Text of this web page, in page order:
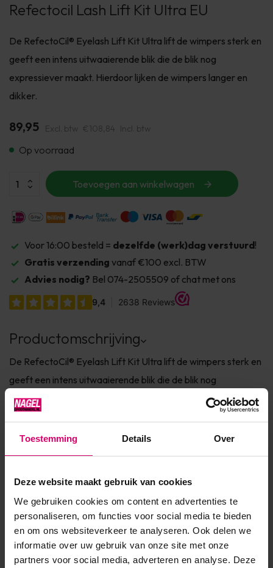
Toestemming Details Over
Deze website maakt gebruik van cookies
We gebruiken cookies om content en advertenties te
personaliseren, om functies voor social media te bieden
en om ons websiteverkeer te analyseren. Ook delen we
informatie over uw gebruik van onze site met onze
partners voor social media, adverteren en analyse. Deze
Refectocil Lash Lift Kit Ultra EU
De RefectoCil® Eyelash Lift Kit Ultra lift de wimpers sterk en
geeft een intens uitwaaierende blik die de blik nog
expressiever maakt. Hierdoor lijken de wimpers langer en
dikker.
89,95 Excl. btw €108,84 Incl. btw
Op voorraad
Toevoegen aan winkelwagen
Voor 16:00 besteld = dezelfde (werk)dag verstuurd!
Gratis verzending vanaf €100 excl. BTW
Advies nodig? Bel 074-2505509 of chat met ons
Productomschrijving
De RefectoCil® Eyelash Lift Kit Ultra lift de wimpers sterk en
geeft een intens uitwaaierende blik die de blik nog
expressiever maakt. Hierdoor lijken de wimpers langer en
dikker. De zachte formule met keratine maakt het veilig in
gebruik, zelfs op gevoelige, fijne wimpers. Voor intens
gekrulde wimpers tot 6 weken lang. Inhoud:2x Brow & Lash ...
Toon meer
Product specificaties
SKU M05969